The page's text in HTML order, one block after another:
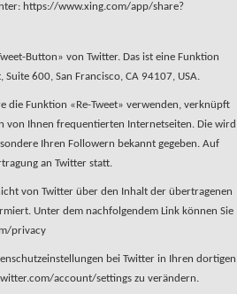
https://www.xing.com/app/share?
Button» von Twitter. Das ist eine Funktion
600, San Francisco, CA 94107, USA.
die Funktion «Re-Tweet» verwenden, verknüpft
von Ihnen frequentierten Internetseiten. Die wird
Ihren Followern bekannt gegeben. Auf
an Twitter statt.
von Twitter über den Inhalt der übertragenen
Unter dem nachfolgendem Link können Sie
privacy
bei Twitter in Ihren dortigen
account/settings zu verändern.